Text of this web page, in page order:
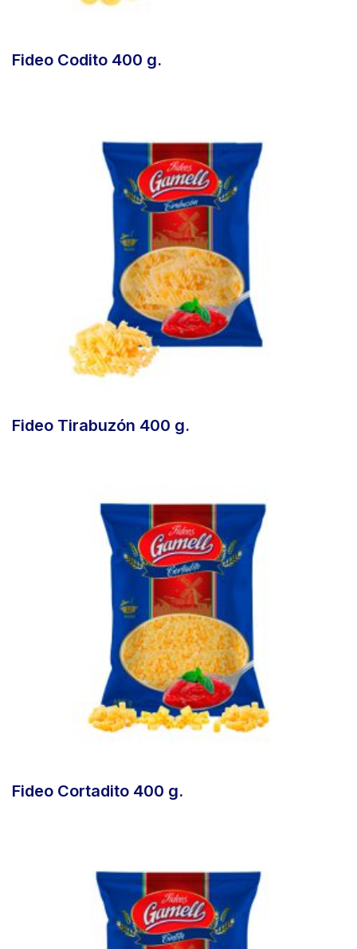
Fideo Codito 400 g.
Fideo Tirabuzón 400 g.
Fideo Cortadito 400 g.